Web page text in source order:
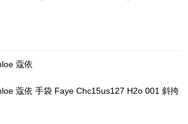
蔻依
蔻依 手袋 Faye Chc15us127 H2o 001 斜挎